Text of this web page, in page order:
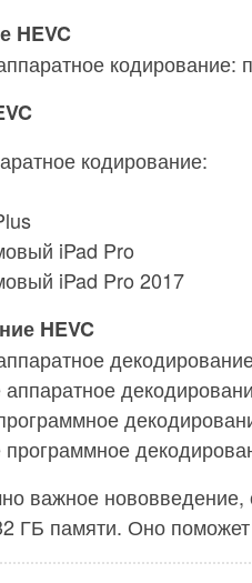
HEVC
кодирование:
iPad Pro
iPad Pro 2017
HEVC
аппаратное
программное
важное
ГБ памяти. Оно